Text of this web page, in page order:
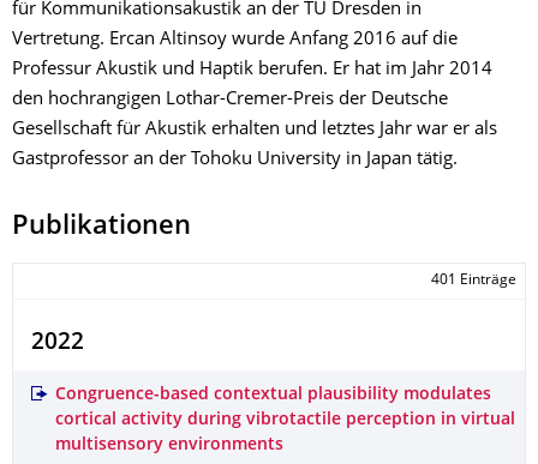
für Kommunikationsakustik an der TU Dresden in
Vertretung. Ercan Altinsoy wurde Anfang 2016 auf die
Professur Akustik und Haptik berufen. Er hat im Jahr 2014
den hochrangigen Lothar-Cremer-Preis der Deutsche
Gesellschaft für Akustik erhalten und letztes Jahr war er als
Gastprofessor an der Tohoku University in Japan tätig.
Publikationen
401 Einträge
2022
Congruence-based contextual plausibility modulates
cortical activity during vibrotactile perception in virtual
multisensory environments